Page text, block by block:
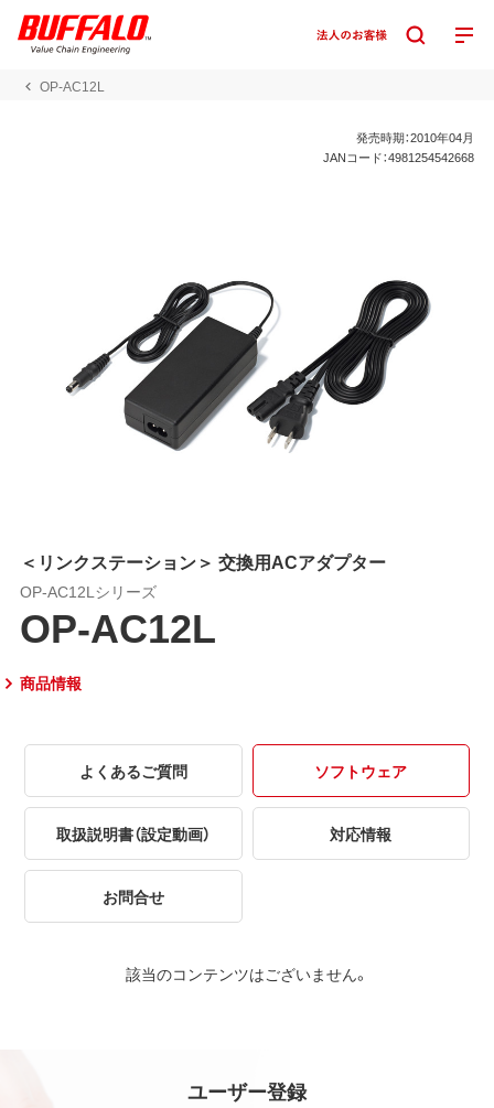
OP-AC12L
発売時期：2010年04月
JANコード：4981254542668
＜リンクステーション＞ 交換用ACアダプター
OP-AC12Lシリーズ
OP-AC12L
商品情報
よくあるご質問 ソフトウェア
取扱説明書（設定動画） 対応情報
お問合せ
該当のコンテンツはございません。
ユーザー登録